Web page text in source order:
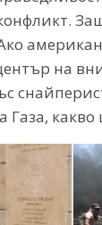
на
Газа,